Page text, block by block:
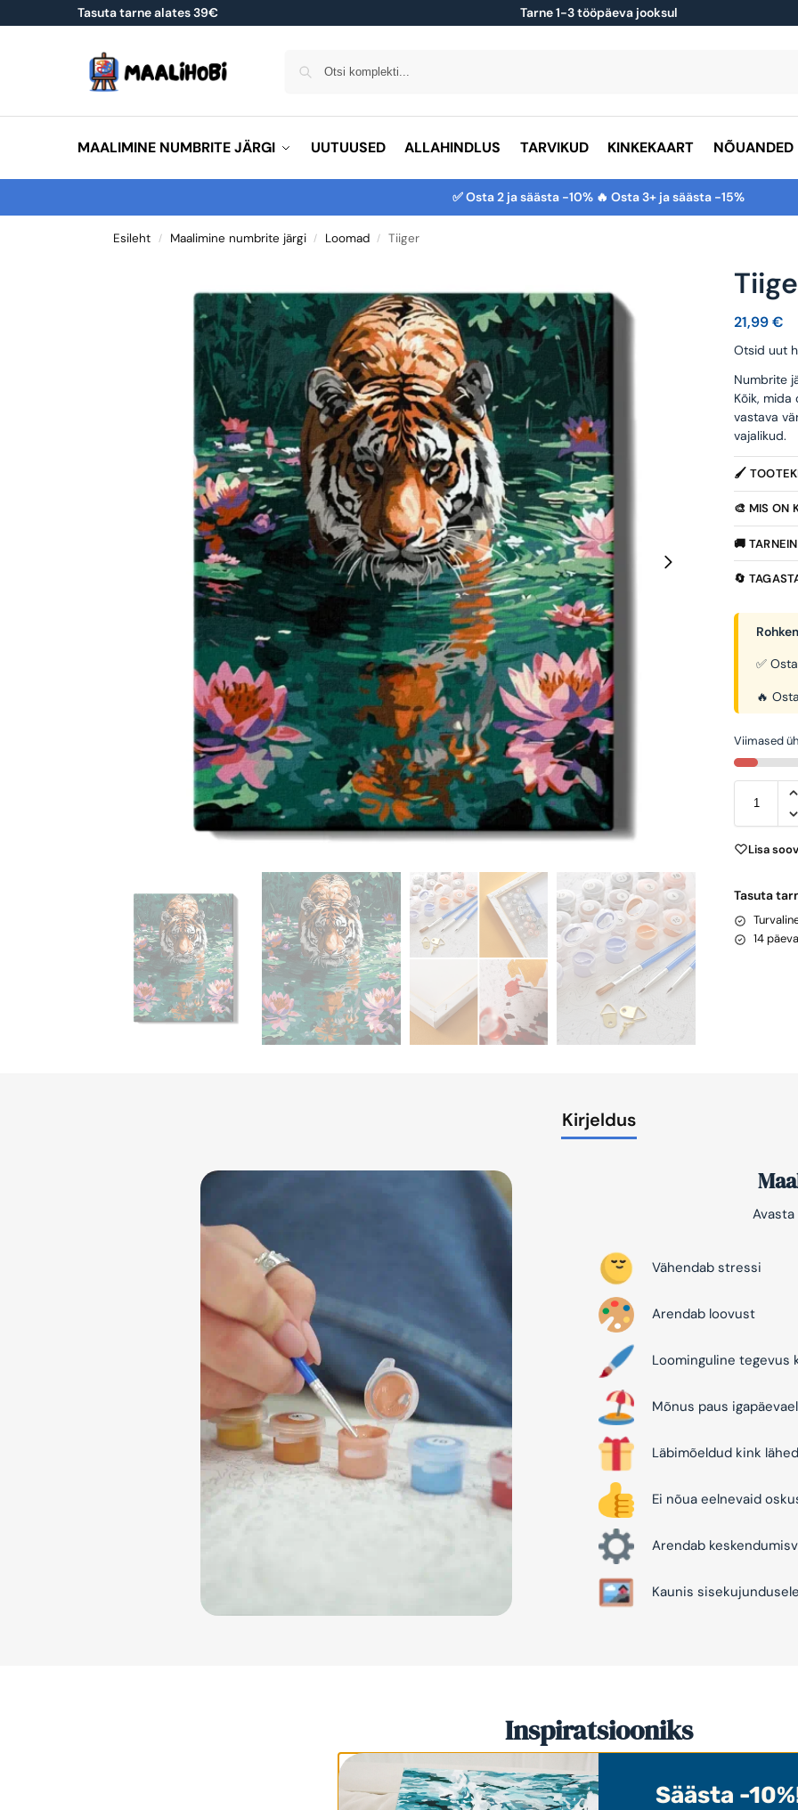
Tasuta tarne alates 39€ Tarne 1-3 tööpäeva jooksul
MAALIMINE NUMBRITE JÄRGI UUTUUSED ALLAHINDLUS TARVIKUD KINKEKAART NÕUANDED
✅ Osta 2 ja säästa -10% 🔥 Osta 3+ ja säästa -15%
Esileht / Maalimine numbrite järgi / Loomad / Tiiger
21,99€
Otsid uut
Numbrite
Kõik,
vastava
vajalikud.
🖌️
🎨 MIS ON
🚚
🔄
✅
🔥
Viimased
Lisa
Tasuta
14
Kirjeldus
Vähendab stressi
Arendab loovust
Loominguline tegevus
Mõnus paus
Läbimõeldud kink
Ei nõua eelnevaid
Arendab
Kaunis
Inspiratsiooniks
Meie klientide valminud tööd 👩‍🎨
Säästa -